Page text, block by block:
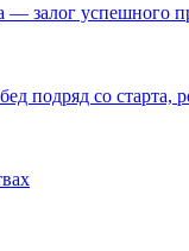
— залог успешного
подряд со старта,